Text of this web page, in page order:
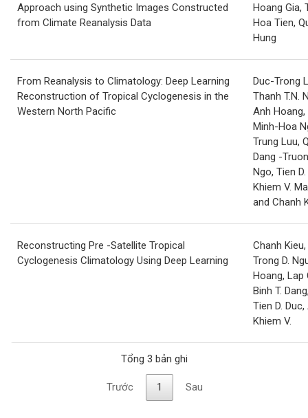
Approach using Synthetic Images Constructed
from Climate Reanalysis Data
Hoang Gia,
Hoa Tien,
Hung
From Reanalysis to Climatology: Deep Learning
Reconstruction of Tropical Cyclogenesis in the
Western North Pacific
Duc-Trong
Thanh T.N.
Anh Hoang,
Minh-Hoa
Trung Luu,
Dang -
Ngo, Tien
Khiem V.
and Chanh
Reconstructing Pre -Satellite Tropical
Cyclogenesis Climatology Using Deep Learning
Chanh
Trong D.
Hoang, Lap
Binh T.
Tien D.
Khiem V.
Tổng 3 bản ghi
Trước 1 Sau